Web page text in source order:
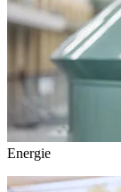
Energie